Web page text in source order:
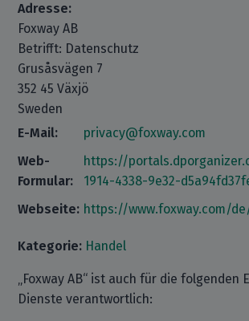
Adresse:
Foxway AB
Betrifft: Datenschutz
Grusåsvägen 7
352 45 Växjö
Sweden
E-Mail:
privacy@foxway.com
Web-
Formular:
https://
1914-4338-9e32-
Webseite: https://www.foxway.com/
Kategorie: Handel
„Foxway AB“ ist auch für die folgenden
Dienste verantwortlich: